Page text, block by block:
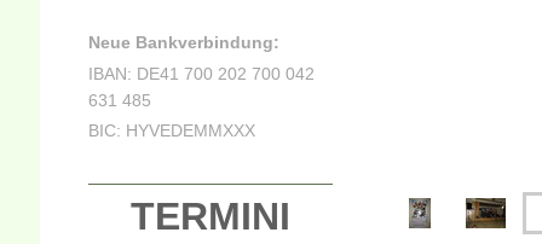
Neue Bankverbindung:
IBAN: DE41 700 202 700 042
631 485
BIC: HYVEDEMMXXX
TERMINI